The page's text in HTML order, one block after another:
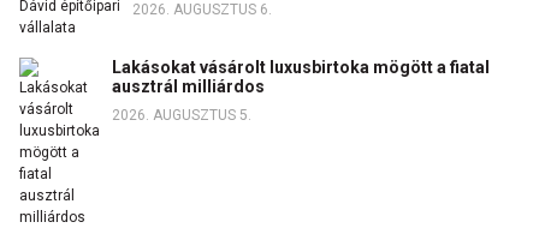
2026. AUGUSZTUS 6.
Lakásokat vásárolt luxusbirtoka mögött a fiatal
ausztrál milliárdos
2026. AUGUSZTUS 5.